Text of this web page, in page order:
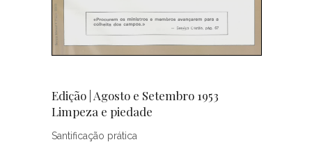
Edição | Agosto e Setembro 1953
Limpeza e piedade
Santificação prática